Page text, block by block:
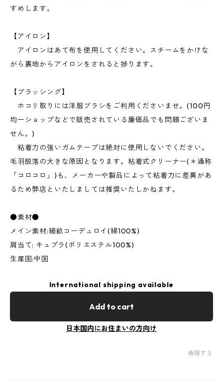
すめします。
【アイロン】
アイロンはあて布を使用してください。スチームをかけな
がら裏地からアイロンをされると捗ります。
【ブラッシング】
ホコリ取りには洋服ブラシをご利用くださいませ。(100円
均一ショップなどで販売されている廉価品でも問題ございま
せん。)
粘着力の強いガムテープは絶対に使用しないでください。
毛羽脱落の大きな原因となります。粘着式クリーナー(＊通称
「コロコロ」)も、メーカーや製品によって粘着力に差異があ
るため弊店といたしましては推奨いたしかねます。
●素材●
メイン素材:細畝コーデュロイ(綿100%)
肩当て: キュプラ(ポリエステル100%)
生産国:中国
International shipping available
Add to cart
日本国内にお住まいの方向け
通報する